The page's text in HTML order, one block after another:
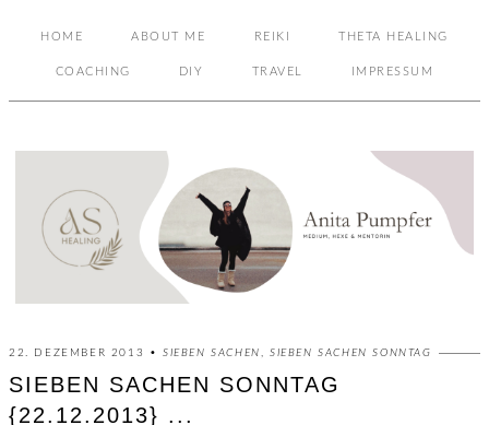
HOME ABOUT ME REIKI THETA HEALING
COACHING DIY TRAVEL IMPRESSUM
22. DEZEMBER 2013 • SIEBEN SACHEN SIEBEN SACHEN SONNTAG
SIEBEN SACHEN SONNTAG
{22.12.2013} ...